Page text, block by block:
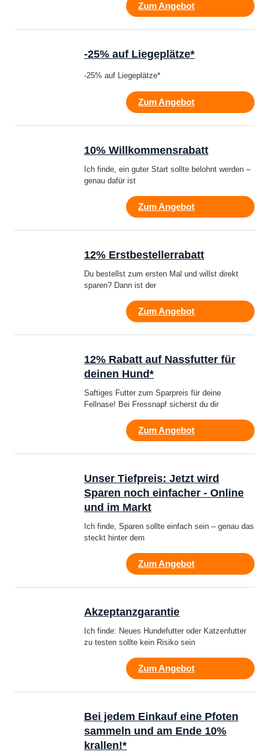
Zum Angebot
-25% auf Liegeplätze*
-25% auf Liegeplätze*
Zum Angebot
10% Willkommensrabatt
Ich finde, ein guter Start sollte belohnt werden –
genau dafür ist
Zum Angebot
12% Erstbestellerrabatt
Du bestellst zum ersten Mal und willst direkt
sparen? Dann ist der
Zum Angebot
12% Rabatt auf Nassfutter für
deinen Hund*
Saftiges Futter zum Sparpreis für deine
Fellnase! Bei Fressnapf sicherst du dir
Zum Angebot
Unser Tiefpreis: Jetzt wird
Sparen noch einfacher - Online
und im Markt
Ich finde, Sparen sollte einfach sein – genau das
steckt hinter dem
Zum Angebot
Akzeptanzgarantie
Ich finde: Neues Hundefutter oder Katzenfutter
zu testen sollte kein Risiko sein
Zum Angebot
Bei jedem Einkauf eine Pfoten
sammeln und am Ende 10%
krallen!*